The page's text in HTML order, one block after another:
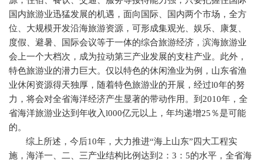
国内旅游业迅猛发展的机遇，面向国际、国内两个市场，全方
位、大规模开发沿海旅游资源，可形成集观光、娱乐、康复、
度假、避暑、国际会议等于一体的综合旅游经济，滨海旅游业
会上一个大档次，成为拉动第三产业发展的支柱产业。此外，
特色旅游业的潜力巨大。仅以特色的休闲渔业为例，山东省渔
业休闲资源得天独厚，随着特色旅游业的开展，经过l0年的努
力，将会对全省海洋经济产生显著的带动作用。到 2010年，全
省海洋旅游业达到年收入l000亿元以上，年均递增25 ％是可能
的。
综上所述，今后10年，大力推进“海上山东”四大工程实
施，海洋一、二、三产业结构比例达到 2 ： 3 ： 5的水平，全省海